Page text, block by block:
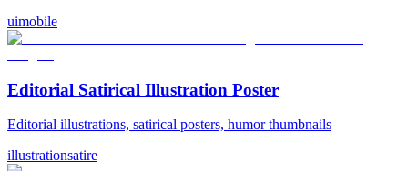
uimobile
Editorial Satirical Illustration Poster
Editorial illustrations, satirical posters, humor thumbnails
illustrationsatire